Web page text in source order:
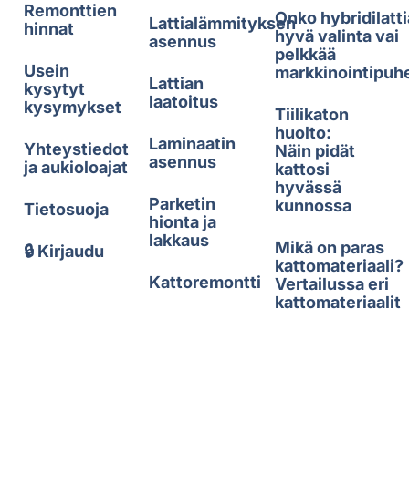
Remonttien
hinnat
Usein
kysytyt
kysymykset
Yhteystiedot
ja aukioloajat
Tietosuoja
🔒 Kirjaudu
Lattialämmityksen
asennus
Lattian
laatoitus
Laminaatin
asennus
Parketin
hionta ja
lakkaus
Kattoremontti
Onko
hyvä valinta vai
pelkkää
Tiilikaton
huolto:
Näin pidät
kattosi
hyvässä
kunnossa
Mikä on paras
kattomateriaali?
Vertailussa eri
kattomateriaalit